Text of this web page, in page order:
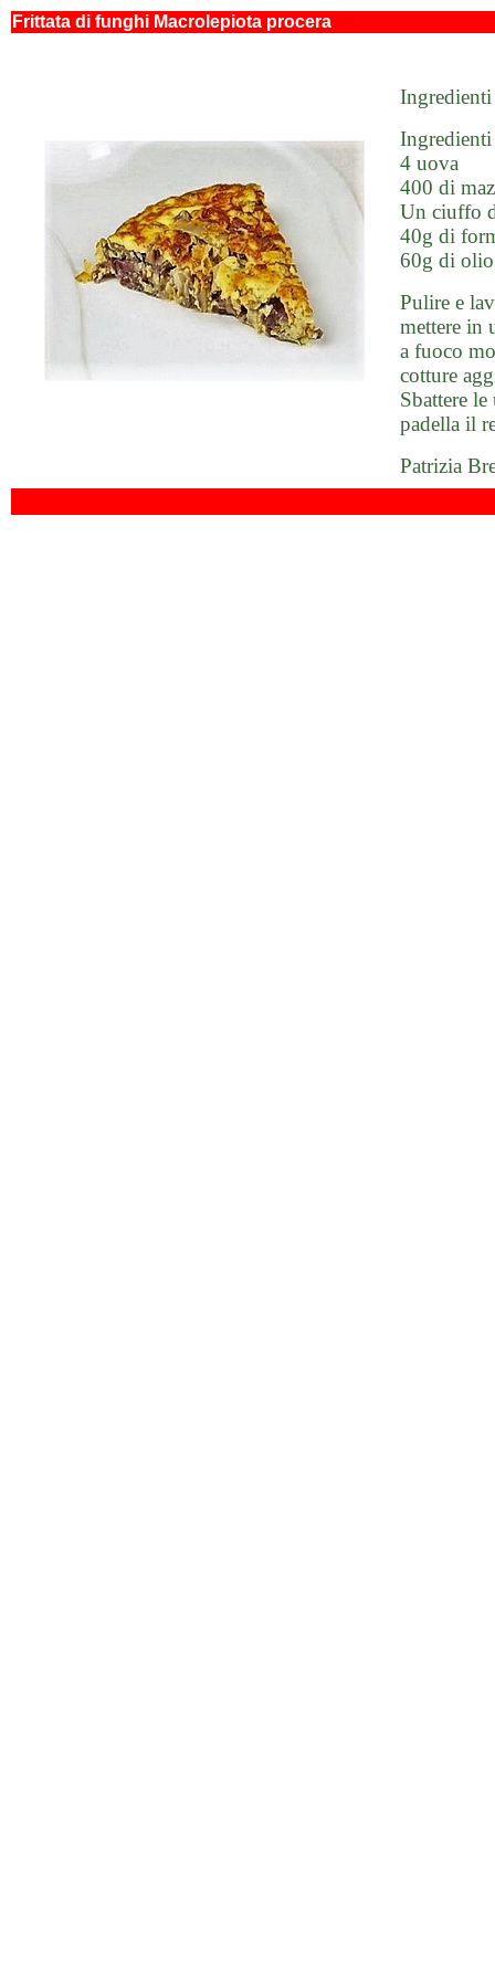
Frittata di funghi Macrolepiota procera
Ingredienti
Ingredienti
4 uova
400 di
Un ciuffo
40g di
60g di
Pulire e
mettere in
a fuoco
cotture
Sbattere
padella il
Patrizia